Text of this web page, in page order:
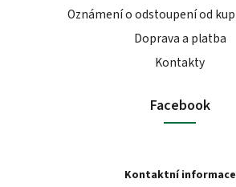
Oznámení o odstoupení od
Doprava a platba
Kontakty
Facebook
Kontaktní informace